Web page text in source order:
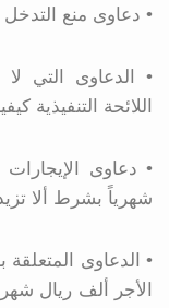
• دعاوى منع التدخل
• الدعاوى التي
اللائحة التنفيذية
• دعاوى
شهرياً بشرط ألا
• الدعاوى المتعلقة
الأجر ألف ريال